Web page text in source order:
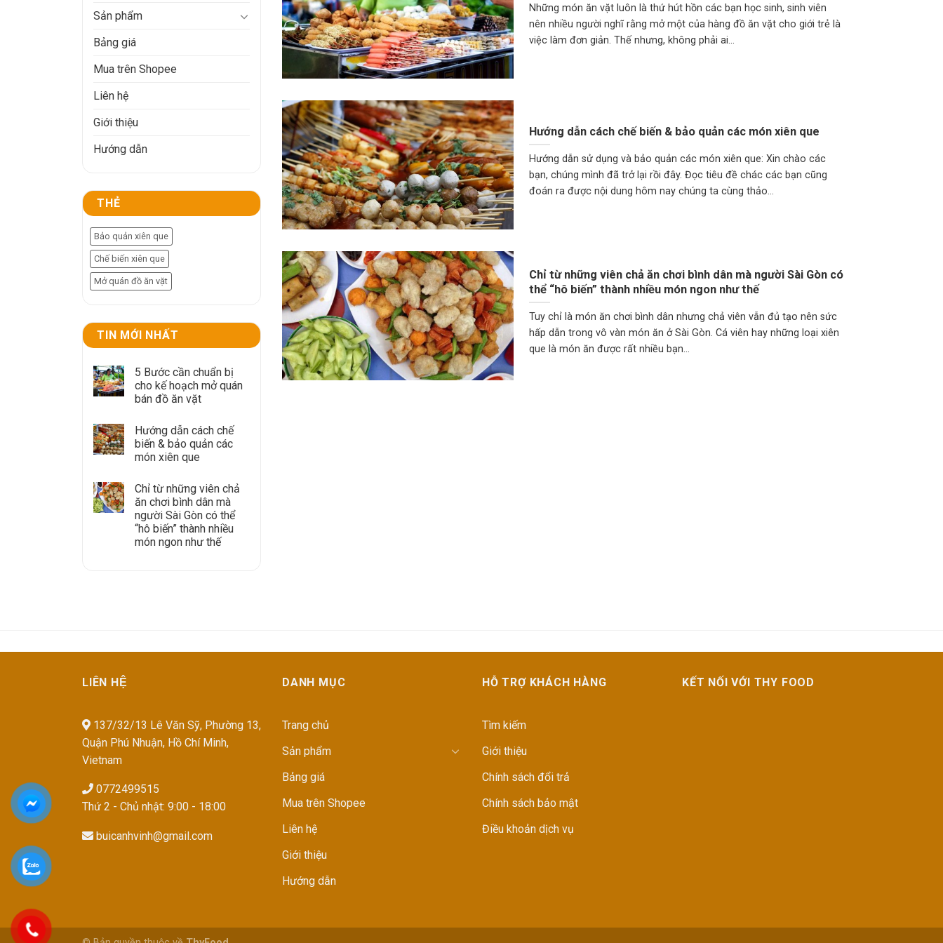
Sản phẩm
Bảng giá
Mua trên Shopee
Liên hệ
Giới thiệu
Hướng dẫn
THẺ
Bảo quản xiên que
Chế biến xiên que
Mở quán đồ ăn vặt
TIN MỚI NHẤT
5 Bước cần chuẩn bị
cho kế hoạch mở quán
bán đồ ăn vặt
Hướng dẫn cách chế
biến & bảo quản các
món xiên que
Chỉ từ những viên chả
ăn chơi bình dân mà
người Sài Gòn có thể
“hô biến” thành nhiều
món ngon như thế
Những món ăn vặt luôn là thứ hút hồn các bạn học sinh, sinh viên
nên nhiều người nghĩ rằng mở một của hàng đồ ăn vặt cho giới trẻ là
việc làm đơn giản. Thế nhưng, không phải ai...
Hướng dẫn cách chế biến & bảo quản các món xiên que
Hướng dẫn sử dụng và bảo quản các món xiên que: Xin chào các
bạn, chúng mình đã trở lại rồi đây. Đọc tiêu đề chác các bạn cũng
đoán ra được nội dung hôm nay chúng ta cùng thảo...
Chỉ từ những viên chả ăn chơi bình dân mà người Sài Gòn có
thể “hô biến” thành nhiều món ngon như thế
Tuy chỉ là món ăn chơi bình dân nhưng chả viên vẫn đủ tạo nên sức
hấp dẫn trong vô vàn món ăn ở Sài Gòn. Cá viên hay những loại xiên
que là món ăn được rất nhiều bạn...
LIÊN HỆ
137/32/13 Lê Văn Sỹ, Phường 13,
Quận Phú Nhuận, Hồ Chí Minh,
Vietnam
0772499515
Thứ 2 - Chủ nhật: 9:00 - 18:00
buicanhvinh@gmail.com
DANH MỤC
Trang chủ
Sản phẩm
Bảng giá
Mua trên Shopee
Liên hệ
Giới thiệu
Hướng dẫn
HỖ TRỢ KHÁCH HÀNG
Tìm kiếm
Giới thiệu
Chính sách đổi trả
Chính sách bảo mật
Điều khoản dịch vụ
KẾT NỐI VỚI THY FOOD